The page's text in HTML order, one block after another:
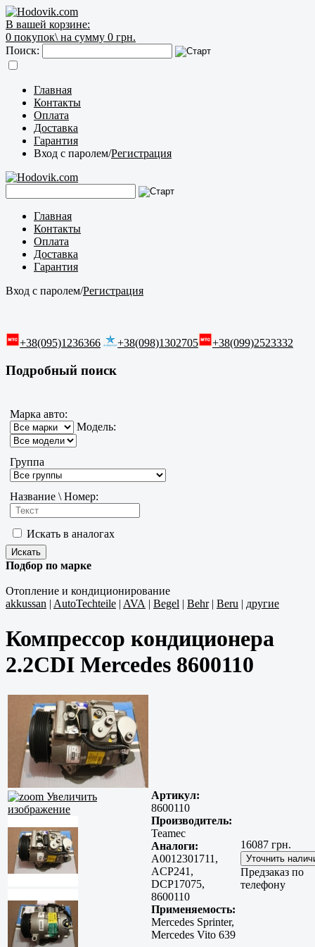
В вашей корзине:
0 покупок\ на сумму 0 грн.
Поиск:
Главная
Контакты
Оплата
Доставка
Гарантия
Вход с паролем/Регистрация
Главная
Контакты
Оплата
Доставка
Гарантия
Вход с паролем/Регистрация
+38(095)1236366 +38(098)1302705 +38(099)2523332
Подробный поиск
Марка авто:
Модель:
Группа
Название \ Номер:
Искать в аналогах
Подбор по марке
Отопление и кондиционирование
akkussan | AutoTechteile | AVA | Begel | Behr| Beru | другие
Компрессор кондиционера
2.2CDI Mercedes 8600110
Увеличить
изображение
Артикул:
8600110
Производитель:
Teamec
Аналоги:
A0012301711,
ACP241,
DCP17075,
8600110
Применяемость:
Mercedes Sprinter,
Mercedes Vito 639
16087 грн.
Предзаказ по
телефону